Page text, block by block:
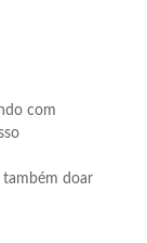
com
também doar